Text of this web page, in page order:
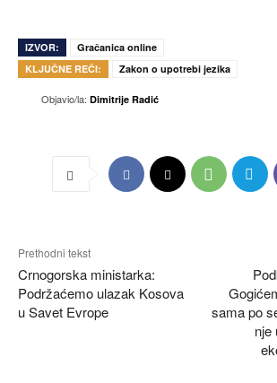
IZVOR:
Gračanica online
KLJUČNE REČI:
Zakon o upotrebi jezika
Objavio/la: Dimitrije Radić
Prethodni tekst
Crnogorska ministarka:
Podržaćemo ulazak Kosova
u Savet Evrope
sama po
nje